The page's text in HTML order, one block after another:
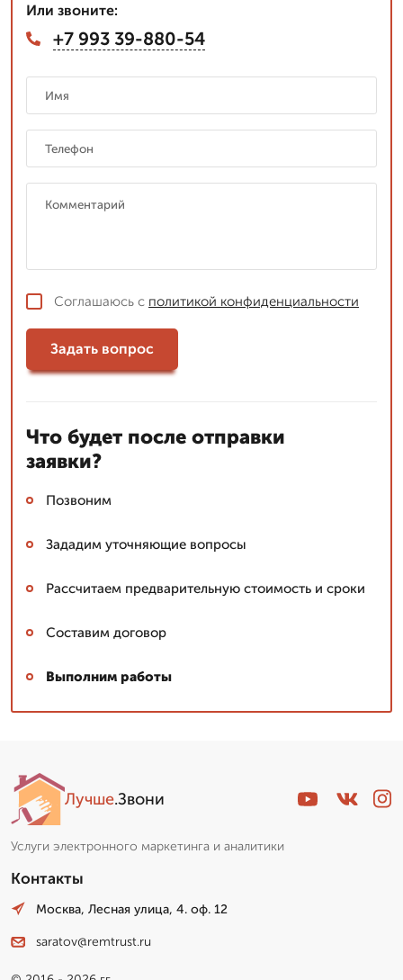
Или звоните:
+7 993 39-880-54
Соглашаюсь с политикой конфиденциальности
Задать вопрос
Что будет после отправки
заявки?
Позвоним
Зададим уточняющие вопросы
Рассчитаем предварительную стоимость и сроки
Составим договор
Выполним работы
Лучше.Звони
Услуги электронного маркетинга и аналитики
Контакты
Москва, Лесная улица, 4. оф. 12
saratov@remtrust.ru